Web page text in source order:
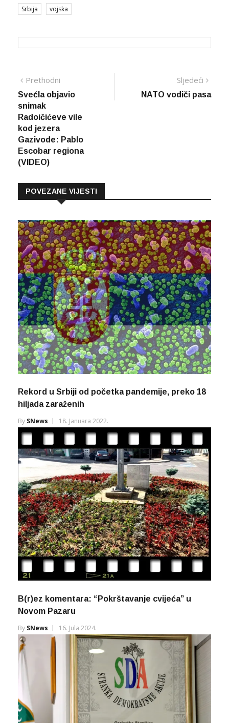
Srbija vojska
Navigacija
članaka
Prethodni
vijest
Svećla objavio
snimak
Radoičićeve vile
kod jezera
Gazivode: Pablo
Escobar regiona
(VIDEO)
Sljedeći
NATO vodiči pasa
POVEZANE VIJESTI
Rekord u Srbiji od početka pandemije, preko 18
hiljada zaraženih
By SNews 18. Januara 2022.
B(r)ez komentara: “Pokrštavanje cvijeća” u
Novom Pazaru
By SNews 16. Jula 2024.